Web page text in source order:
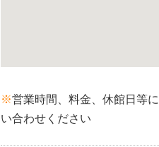
※営業時間、料金、休館日等
い合わせください